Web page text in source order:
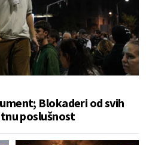
Blokaderi od svih
poslušnost